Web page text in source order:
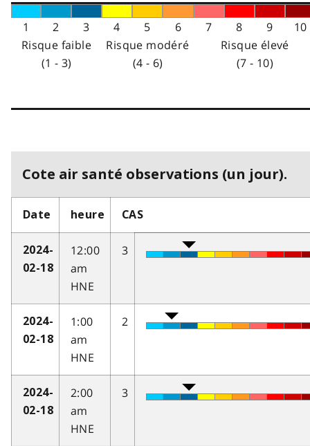
1 2 3 4 5 6 7 8 9
10
Risque faible
(1 - 3)
Risque modéré
(4 - 6)
Risque élevé
(7 - 10)
Cote air santé observations (un jour).
Date heure CAS
2024-
02-18
12:00
am
HNE
3
2024-
02-18
1:00
am
HNE
2
2024-
02-18
2:00
am
HNE
3